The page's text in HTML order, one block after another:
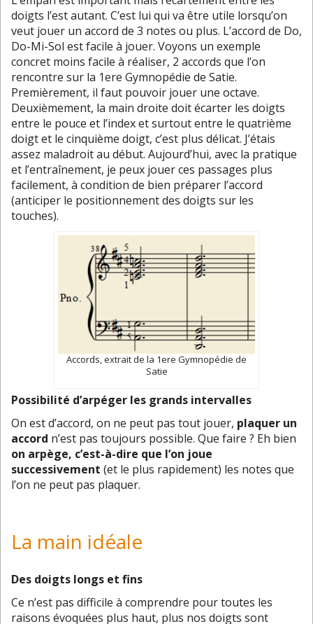
doigts l’est autant. C’est lui qui va être utile lorsqu’on
veut jouer un accord de 3 notes ou plus. L’accord de Do,
Do-Mi-Sol est facile à jouer. Voyons un exemple
concret moins facile à réaliser, 2 accords que l’on
rencontre sur la 1ere Gymnopédie de Satie.
Premièrement, il faut pouvoir jouer une octave.
Deuxièmement, la main droite doit écarter les doigts
entre le pouce et l’index et surtout entre le quatrième
doigt et le cinquième doigt, c’est plus délicat. J’étais
assez maladroit au début. Aujourd’hui, avec la pratique
et l’entraînement, je peux jouer ces passages plus
facilement, à condition de bien préparer l’accord
(anticiper le positionnement des doigts sur les
touches).
Accords, extrait de la 1ere Gymnopédie de
Satie
Possibilité d’arpéger les grands intervalles
On est d’accord, on ne peut pas tout jouer, plaquer un
accord n’est pas toujours possible. Que faire ? Eh bien
on arpège, c’est-à-dire que l’on joue
successivement (et le plus rapidement) les notes que
l’on ne peut pas plaquer.
La main idéale
Des doigts longs et fins
Ce n’est pas difficile à comprendre pour toutes les
raisons évoquées plus haut, plus nos doigts sont